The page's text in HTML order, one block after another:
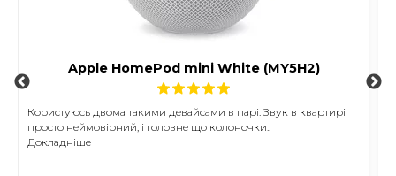
Apple HomePod mini White (MY5H2)
Користуюсь двома такими девайсами в парі. Звук в квартирі
просто неймовірний, і головне що колоночки..
Докладніше